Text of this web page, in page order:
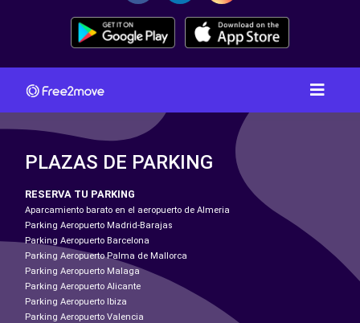
PLAZAS DE PARKING
RESERVA TU PARKING
Aparcamiento barato en el aeropuerto de Almeria
Parking Aeropuerto Madrid-Barajas
Parking Aeropuerto Barcelona
Parking Aeropuerto Palma de Mallorca
Parking Aeropuerto Malaga
Parking Aeropuerto Alicante
Parking Aeropuerto Ibiza
Parking Aeropuerto Valencia